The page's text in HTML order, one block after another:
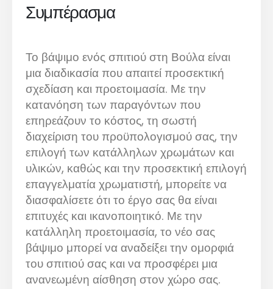
Συμπέρασμα
Το βάψιμο ενός σπιτιού στη Βούλα είναι
μια διαδικασία που απαιτεί προσεκτική
σχεδίαση και προετοιμασία. Με την
κατανόηση των παραγόντων που
επηρεάζουν το κόστος, τη σωστή
διαχείριση του προϋπολογισμού σας, την
επιλογή των κατάλληλων χρωμάτων και
υλικών, καθώς και την προσεκτική επιλογή
επαγγελματία χρωματιστή, μπορείτε να
διασφαλίσετε ότι το έργο σας θα είναι
επιτυχές και ικανοποιητικό. Με την
κατάλληλη προετοιμασία, το νέο σας
βάψιμο μπορεί να αναδείξει την ομορφιά
του σπιτιού σας και να προσφέρει μια
ανανεωμένη αίσθηση στον χώρο σας.